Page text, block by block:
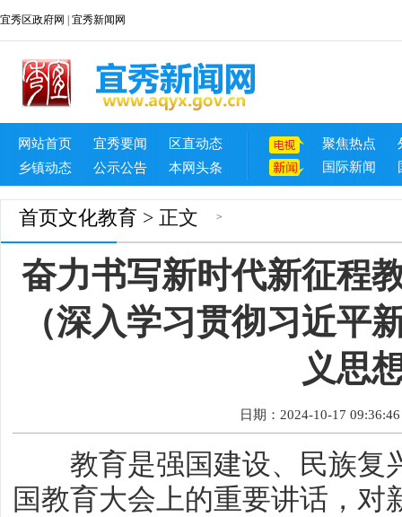
宜秀区政府网 宜秀新闻网
网站首页 宜秀要闻
区直动态
乡镇动态
公示公告 本网头条
聚焦热点
国际新闻
首页 >
文化教育 > 正文
奋力书写新时代新征程
（深入学习贯彻习近平
义思
日期：2024-10-17 09:36:46
教育是强国建设、民族复
国教育大会上的重要讲话，对